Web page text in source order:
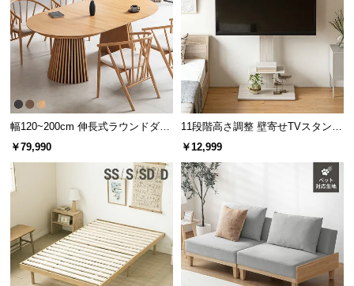
ロ
グ
業
情
報
自動スイッチOFFで空焚き防止
水が空または少量になると自動で電源がOFFになる
安全機能付き。空焚きによる故障や火災を防ぎま
す。
幅120~200cm 伸長式ラウンドダイ
ニングテーブル 6人掛け 天然木突
板 美しい格子デザイン
￥79,990
11段階高さ調整 壁寄せTVスタンド
キャスター付き 上下左右角度調節
￥12,999